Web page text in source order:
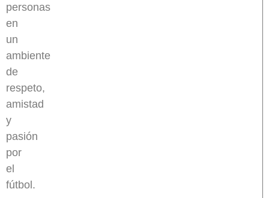
personas
en
un
ambiente
de
respeto,
amistad
y
pasión
por
el
fútbol.